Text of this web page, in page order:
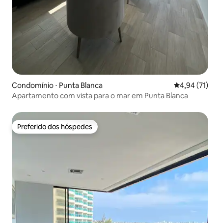
Condomínio ⋅ Punta Blanca 4,94 de uma
4,94 (71)
Apartamento com vista para o mar em Punta Blanca
Preferido dos hóspedes
Preferido dos hóspedes